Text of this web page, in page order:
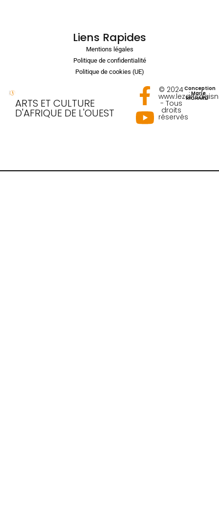
ARTS ET CULTURE
D'AFRIQUE DE L'OUEST
© 2024
- Tous
droits
réservés
Conception
: Marie
RICHARD
Liens Rapides
Mentions légales
Politique de confidentialité
Politique de cookies (UE)